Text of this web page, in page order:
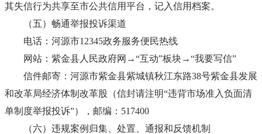
其失信行为共享至市公共信用平台，记入信用档案。
（五）畅通举报投诉渠道
电话：河源市12345政务服务便民热线
网站：紫金县人民政府网→“互动”板块→“我要写信”
信件邮寄：河源市紫金县紫城镇秋江东路38号紫金县发展
和改革局经济体制改革股（信封请注明“违背市场准入负面清
单制度举报投诉”），邮编：517400
（六）违规案例归集、处置、通报和反馈机制